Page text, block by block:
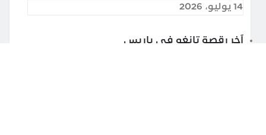
14 يوليو، 2026
آخر رقصة تانغو في باريس